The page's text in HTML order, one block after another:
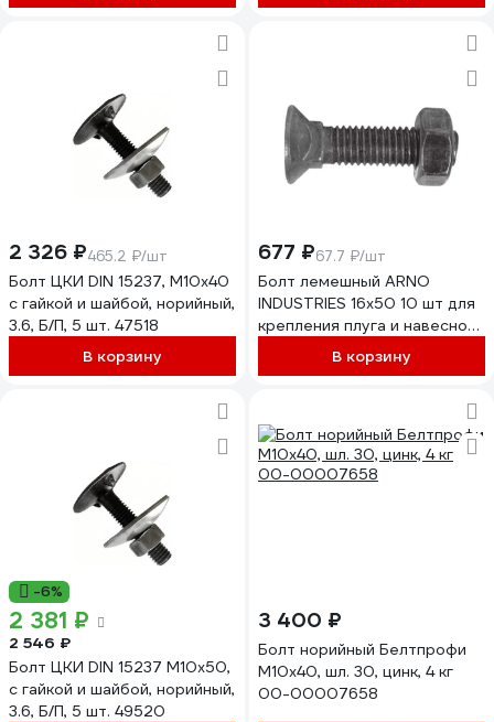
2 326 ₽465.2 ₽/шт
Болт ЦКИ DIN 15237, М10x40
с гайкой и шайбой, норийный,
3.6, Б/П, 5 шт. 47518
В корзину
677 ₽67.7 ₽/шт
Болт лемешный ARNO
INDUSTRIES 16х50 10 шт для
крепления плуга и навесного
оборудования DIN 608
A08001605002507
В корзину
-6%
2 381 ₽
2 546 ₽
Болт ЦКИ DIN 15237 М10x50,
с гайкой и шайбой, норийный,
3.6, Б/П, 5 шт. 49520
3 400 ₽
Болт норийный Белтпрофи
М10x40, шл. 30, цинк, 4 кг
00-00007658